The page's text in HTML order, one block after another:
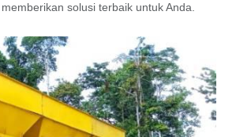
solusi terbaik untuk Anda.